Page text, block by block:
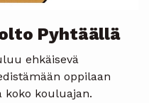
Pyhtäällä
ehkäisevä
oppilaan
koko kouluajan.